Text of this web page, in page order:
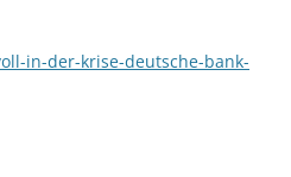
in-der-krise-deutsche-bank-